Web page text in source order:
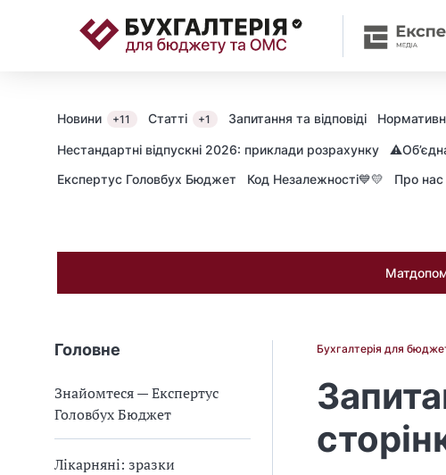
Новини +11 Статті +1 Запитання та відповіді
Нестандартні відпускні 2026: приклади розрахунку
Експертус Головбух Бюджет
Код Незалежності💙💛 Про нас
Головне
Знайомтеся — Експертус
Головбух Бюджет
Лікарняні: зразки
Бухгалтерія для